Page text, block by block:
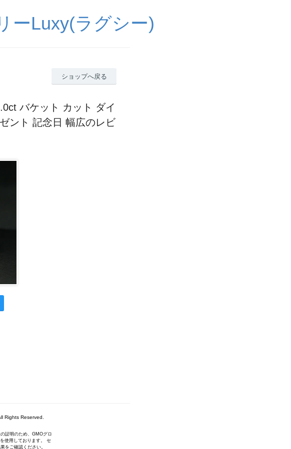
ーLuxy(ラグシー)
ショップへ戻る
バケット カット ダイ
ント 記念日 幅広のレビ
Rights Reserved.
証明のため、GMOグロ
使用しております。 セ
をご確認ください。